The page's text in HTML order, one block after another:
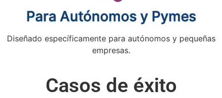
Para Autónomos y Pymes
Diseñado específicamente para autónomos y pequeñas
empresas.
Casos de éxito